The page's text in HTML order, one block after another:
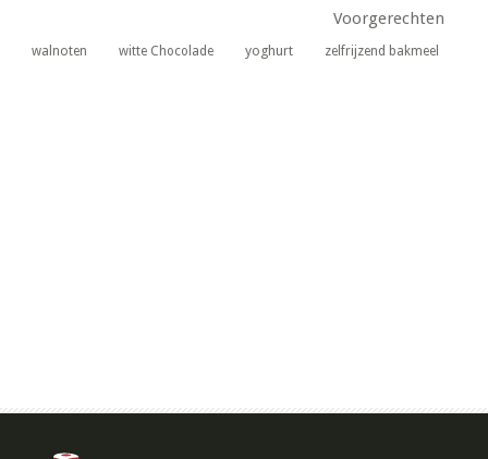
Voorgerechten
walnoten witte Chocolade yoghurt zelfrijzend bakmeel